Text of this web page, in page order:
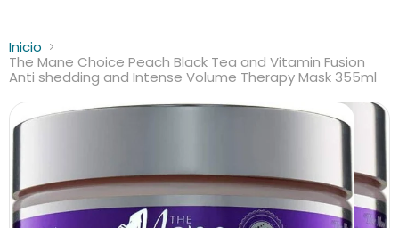
Inicio
The Mane Choice Peach Black Tea and Vitamin Fusion
Anti shedding and Intense Volume Therapy Mask 355ml